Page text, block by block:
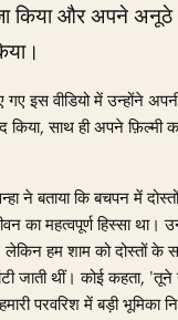
किया और अपने
गए इस वीडियो में उन्होंने
किया, साथ ही अपने फ़िल्मी
ने बताया कि बचपन में
का महत्वपूर्ण हिस्सा था।
लेकिन हम शाम को दोस्तों
जाती थीं। कोई कहता,
परवरिश में बड़ी भूमिका